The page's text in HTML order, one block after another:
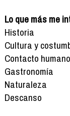
Lo que más me
Historia
Cultura y
Contacto humano
Gastronomía
Naturaleza
Descanso